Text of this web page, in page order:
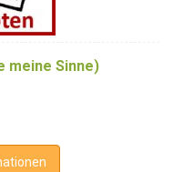
meine Sinne)